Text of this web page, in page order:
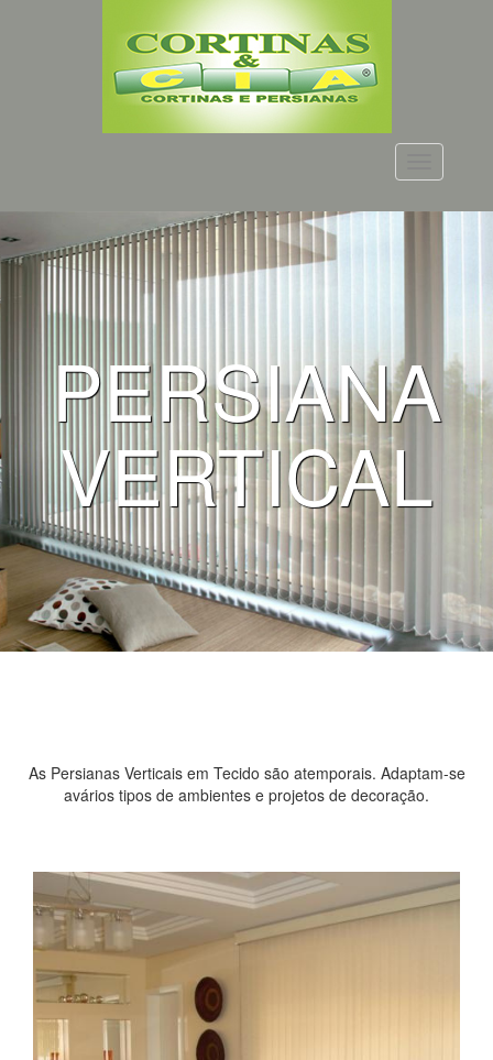
PERSIANA
VERTICAL
As Persianas Verticais em Tecido são atemporais. Adaptam-se
avários tipos de ambientes e projetos de decoração.